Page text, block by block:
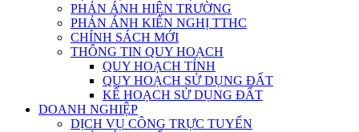
PHẢN ÁNH HIỆN TRƯỜNG
PHẢN ÁNH KIẾN NGHỊ TTHC
CHÍNH SÁCH MỚI
THÔNG TIN QUY HOẠCH
QUY HOẠCH TỈNH
QUY HOẠCH SỬ DỤNG ĐẤT
KẾ HOẠCH SỬ DỤNG ĐẤT
DOANH NGHIỆP
DỊCH VỤ CÔNG TRỰC TUYẾN